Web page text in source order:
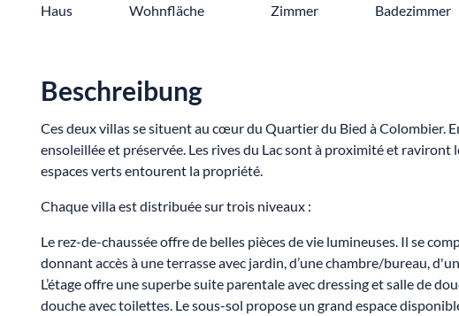
Haus Wohnfläche Zimmer Badezimmer
Beschreibung
Ces deux villas se situent au cœur du Quartier du Bied à Colombier.
ensoleillée et préservée. Les rives du Lac sont à proximité et raviront
espaces verts entourent la propriété.
Chaque villa est distribuée sur trois niveaux :
Le rez-de-chaussée offre de belles pièces de vie lumineuses. Il se
donnant accès à une terrasse avec jardin, d’une chambre/bureau,
L’étage offre une superbe suite parentale avec dressing et salle de
douche avec toilettes. Le sous-sol propose un grand espace